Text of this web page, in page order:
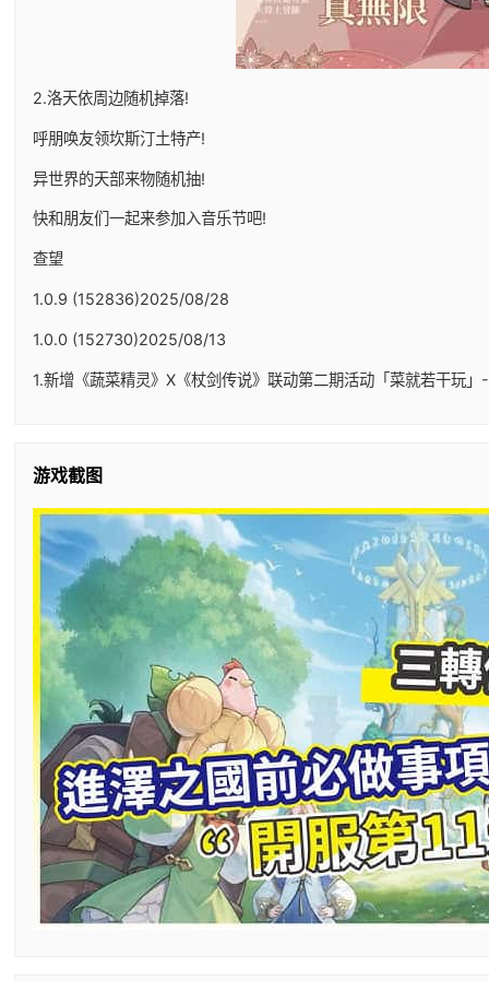
2.洛天依周边随机掉落!
呼朋唤友领坎斯汀土特产!
异世界的天部来物随机抽!
快和朋友们一起来参加入音乐节吧!
查望
1.0.9 (152836)2025/08/28
1.0.0 (152730)2025/08/13
1.新增《蔬菜精灵》X《杖剑传说》联动第二期活动「菜就若干玩
游戏截图